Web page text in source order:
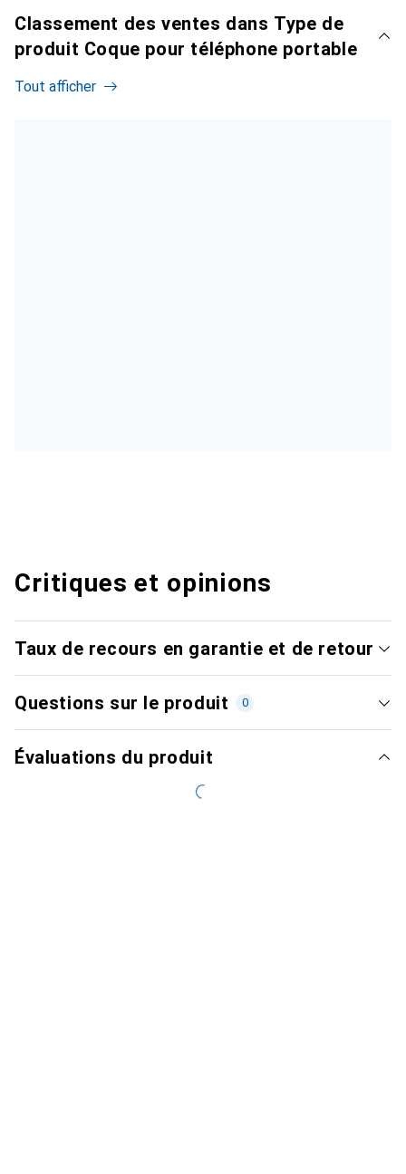
Classement des ventes dans Type de
produit Coque pour téléphone portable
Tout afficher
Critiques et opinions
Taux de recours en garantie et de retour
Questions sur le produit 0
Évaluations du produit